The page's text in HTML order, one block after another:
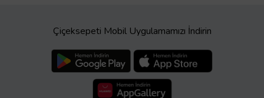
Çiçeksepeti Mobil Uygulamamızı İndirin